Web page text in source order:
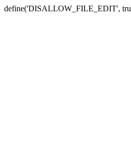
define('DISALLOW_FILE_EDIT',